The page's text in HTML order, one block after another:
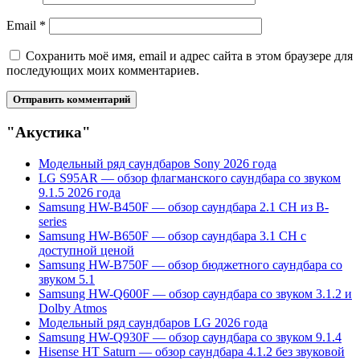
Email *
Сохранить моё имя, email и адрес сайта в этом браузере для
последующих моих комментариев.
"Акустика"
Модельный ряд саундбаров Sony 2026 года
LG S95AR — обзор флагманского саундбара со звуком
9.1.5 2026 года
Samsung HW-B450F — обзор саундбара 2.1 CH из B-
series
Samsung HW-B650F — обзор саундбара 3.1 CH с
доступной ценой
Samsung HW-B750F — обзор бюджетного саундбара со
звуком 5.1
Samsung HW-Q600F — обзор саундбара со звуком 3.1.2 и
Dolby Atmos
Модельный ряд саундбаров LG 2026 года
Samsung HW-Q930F — обзор саундбара со звуком 9.1.4
Hisense HT Saturn — обзор саундбара 4.1.2 без звуковой